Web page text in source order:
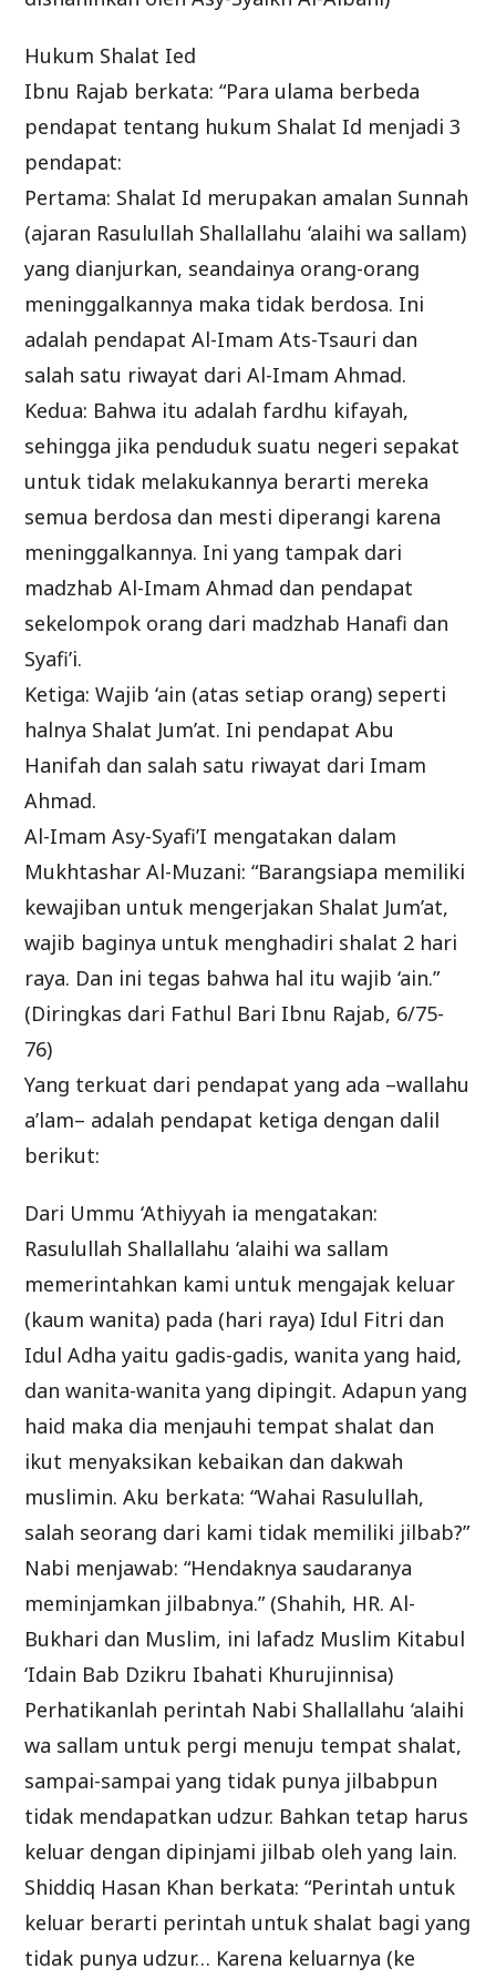
Hukum Shalat Ied
Ibnu Rajab berkata: “Para ulama berbeda
pendapat tentang hukum Shalat Id menjadi 3
pendapat:
Pertama: Shalat Id merupakan amalan Sunnah
(ajaran Rasulullah Shallallahu ‘alaihi wa sallam)
yang dianjurkan, seandainya orang-orang
meninggalkannya maka tidak berdosa. Ini
adalah pendapat Al-Imam Ats-Tsauri dan
salah satu riwayat dari Al-Imam Ahmad.
Kedua: Bahwa itu adalah fardhu kifayah,
sehingga jika penduduk suatu negeri sepakat
untuk tidak melakukannya berarti mereka
semua berdosa dan mesti diperangi karena
meninggalkannya. Ini yang tampak dari
madzhab Al-Imam Ahmad dan pendapat
sekelompok orang dari madzhab Hanafi dan
Syafi’i.
Ketiga: Wajib ‘ain (atas setiap orang) seperti
halnya Shalat Jum’at. Ini pendapat Abu
Hanifah dan salah satu riwayat dari Imam
Ahmad.
Al-Imam Asy-Syafi’I mengatakan dalam
Mukhtashar Al-Muzani: “Barangsiapa memiliki
kewajiban untuk mengerjakan Shalat Jum’at,
wajib baginya untuk menghadiri shalat 2 hari
raya. Dan ini tegas bahwa hal itu wajib ‘ain.”
(Diringkas dari Fathul Bari Ibnu Rajab, 6/75-
76)
Yang terkuat dari pendapat yang ada –wallahu
a’lam– adalah pendapat ketiga dengan dalil
berikut:
Dari Ummu ‘Athiyyah ia mengatakan:
Rasulullah Shallallahu ‘alaihi wa sallam
memerintahkan kami untuk mengajak keluar
(kaum wanita) pada (hari raya) Idul Fitri dan
Idul Adha yaitu gadis-gadis, wanita yang haid,
dan wanita-wanita yang dipingit. Adapun yang
haid maka dia menjauhi tempat shalat dan
ikut menyaksikan kebaikan dan dakwah
muslimin. Aku berkata: “Wahai Rasulullah,
salah seorang dari kami tidak memiliki jilbab?”
Nabi menjawab: “Hendaknya saudaranya
meminjamkan jilbabnya.” (Shahih, HR. Al-
Bukhari dan Muslim, ini lafadz Muslim Kitabul
‘Idain Bab Dzikru Ibahati Khurujinnisa)
Perhatikanlah perintah Nabi Shallallahu ‘alaihi
wa sallam untuk pergi menuju tempat shalat,
sampai-sampai yang tidak punya jilbabpun
tidak mendapatkan udzur. Bahkan tetap harus
keluar dengan dipinjami jilbab oleh yang lain.
Shiddiq Hasan Khan berkata: “Perintah untuk
keluar berarti perintah untuk shalat bagi yang
tidak punya udzur… Karena keluarnya (ke